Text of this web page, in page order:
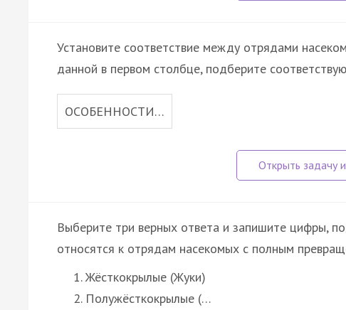
Установите соответствие между отрядами
данной в первом столбце, подберите
ОСОБЕННОСТИ…
Выберите три верных ответа и запишите цифры,
относятся к отрядам насекомых с полным
Жёсткокрылые (Жуки)
Полужёсткокрылые (…